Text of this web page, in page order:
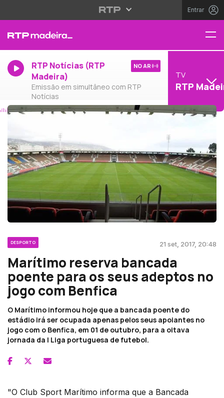
Entrar
RTP Notícias (RTP
Madeira)
Emissão em simultâneo com RTP
Notícias
NO AR
TV
RTP
DESPORTO 21 set, 2017, 20:48
Marítimo reserva bancada
poente para os seus adeptos no
jogo com Benfica
O Marítimo informou hoje que a bancada poente do
estádio irá ser ocupada apenas pelos seus apoiantes no
jogo com o Benfica, em 01 de outubro, para a oitava
jornada da I Liga portuguesa de futebol.
"O Club Sport Marítimo informa que a Bancada